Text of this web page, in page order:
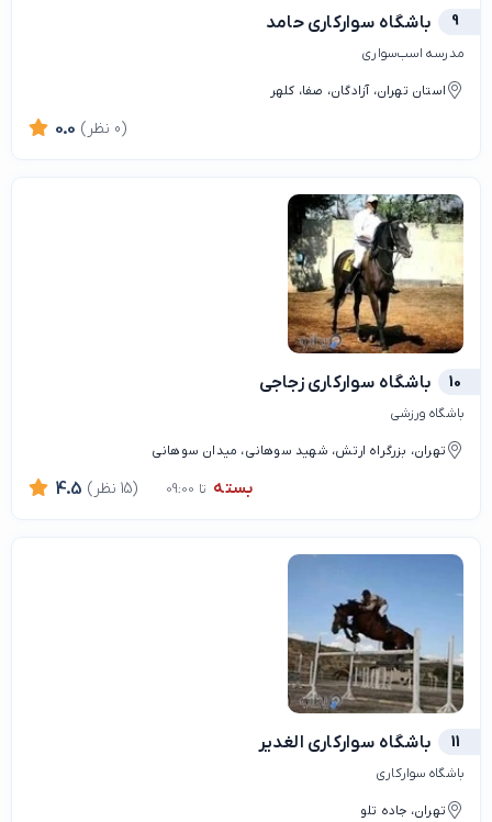
9 باشگاه سوارکاری حامد
مدرسه اسب‌سواری
استان تهران، آزادگان، صفا، کلهر
0.0 (0 نظر)
10 باشگاه سواركاری زجاجی
باشگاه ورزشی
تهران، بزرگراه ارتش، شهید سوهانی، میدان سوهانی
بسته تا 09:00 4.5 (15 نظر)
11 باشگاه سوارکاری الغدیر
باشگاه سوارکاری
تهران، جاده تلو